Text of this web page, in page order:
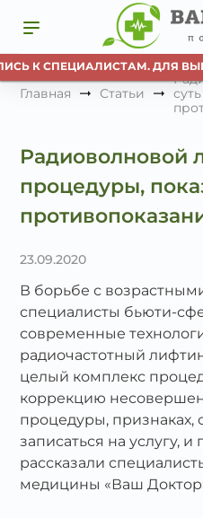
К СПЕЦИАЛИСТАМ. ДЛЯ
Главная Статьи
Радиоволновой
процедуры,
23.09.2020
В борьбе с
специалисты бьюти-
современные
радиочастотный
целый комплекс
коррекцию
процедуры, признаках,
записаться на услугу,
рассказали
медицины «Ваш